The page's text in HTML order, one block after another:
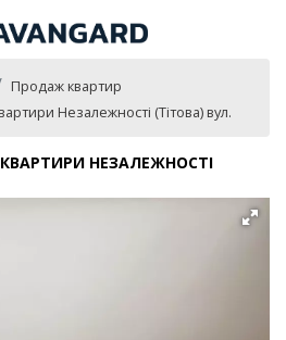
Продаж квартир
Незалежності (Тітова) вул.
НЕЗАЛЕЖНОСТІ